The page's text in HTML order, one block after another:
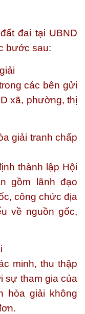
đai tại UBND
bước sau:
các bên gửi
xã, phường, thị
giải tranh chấp
thành lập Hội
gồm lãnh đạo
công chức địa
về nguồn gốc,
minh, thu thập
sự tham gia của
hòa giải không